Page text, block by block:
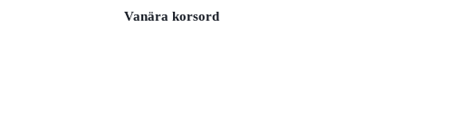
Vanära korsord